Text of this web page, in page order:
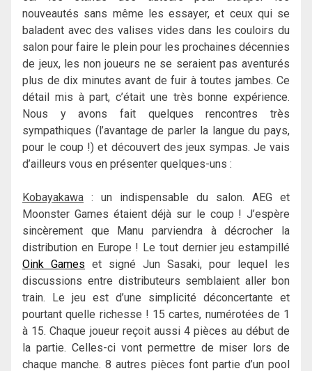
nouveautés sans même les essayer, et ceux qui se
baladent avec des valises vides dans les couloirs du
salon pour faire le plein pour les prochaines décennies
de jeux, les non joueurs ne se seraient pas aventurés
plus de dix minutes avant de fuir à toutes jambes. Ce
détail mis à part, c’était une très bonne expérience.
Nous y avons fait quelques rencontres très
sympathiques (l’avantage de parler la langue du pays,
pour le coup !) et découvert des jeux sympas. Je vais
d’ailleurs vous en présenter quelques-uns :
Kobayakawa : un indispensable du salon. AEG et
Moonster Games étaient déjà sur le coup ! J’espère
sincèrement que Manu parviendra à décrocher la
distribution en Europe ! Le tout dernier jeu estampillé
Oink Games et signé Jun Sasaki, pour lequel les
discussions entre distributeurs semblaient aller bon
train. Le jeu est d’une simplicité déconcertante et
pourtant quelle richesse ! 15 cartes, numérotées de 1
à 15. Chaque joueur reçoit aussi 4 pièces au début de
la partie. Celles-ci vont permettre de miser lors de
chaque manche. 8 autres pièces font partie d’un pool